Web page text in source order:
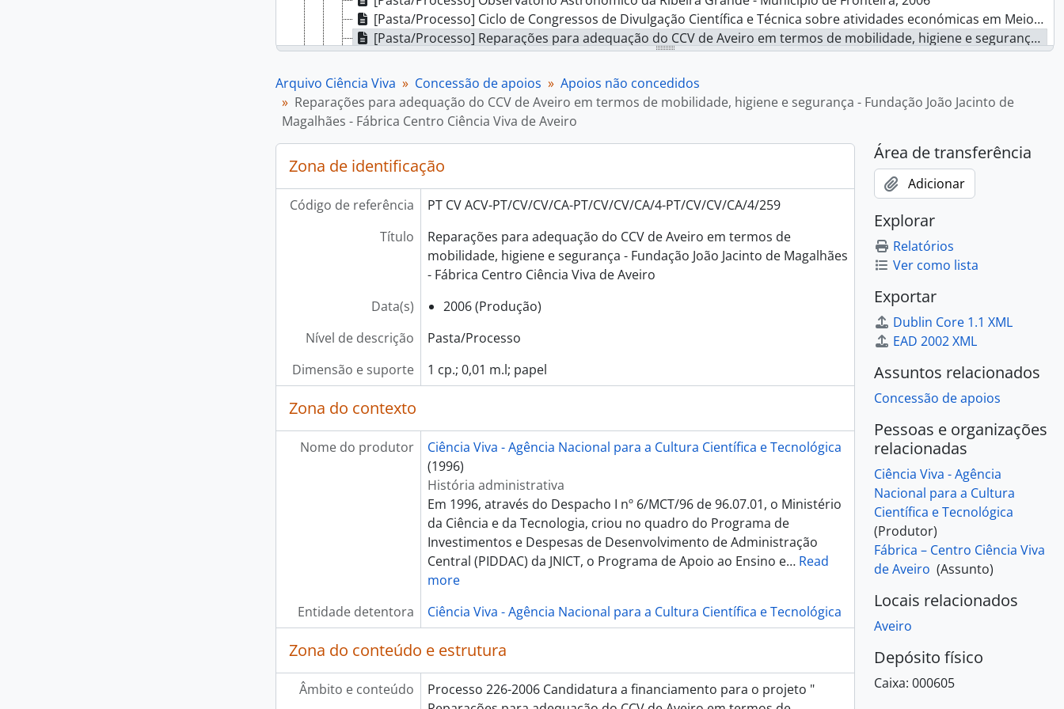
[Pasta/Processo] Ciclo de Congressos de Divulgação Científica e Técnica sobre atividades económicas em Meio rural - Escola Superior Agrária de Viseu, 2006
[Pasta/Processo] Reparações para adequação do CCV de Aveiro em termos de mobilidade, higiene e segurança - Fundação João Jacinto de Magalhães - Fábrica Centro Ciência Viva de Aveiro, 2006
[Pasta/Processo] Aqua Vita - Dinamização do Centro de Monitorização e Interpretação Ambiental de Portalegre, 2006
[Pasta/Processo] TELA - Tele-Laboratório de Robótica - Escola Superior de Tecnologia de Castelo Branco, 2006
[Pasta/Processo] Interactividade I - ações de promoção de cultura científica e tecnológica a públicos não especializados, 2006
[Pasta/Processo] Exprimentar para aprender - ANPPEF, 2006
[Pasta/Processo] Jovens para o desenvolvimento de Atividade Científica e Tecnológica - ASI - Associação de Solidariedade Internacional, 2006
[Pasta/Processo] Workshop Um Novo Olhar Sobre a Biologia - Universidade do Minho, 2006
[Pasta/Processo] Robó(p)tica - Cáritas Diocesana da Guarda, 2006
[Pasta/Processo] Associação para desenvolvimento da Ciência, Tecnologia, Educação e Matemática, 2006
[Pasta/Processo] Rede de desenvolvimento Rural - Explorações Piloto de Ecocondicionalidade - Torre Marfim, 2006
[Pasta/Processo] Compreender e Combater o abandono escolar - Universidade Lusófona do Porto, 2006
[Pasta/Processo] Produção de manuais de estatística applicada às Ciências da Terra e do Ambiente - Faculdade de Engenharia da Universidade do Porto, 2006
[Pasta/Processo] Qualidade do ar interior versus saúde nas escolas da Região Autónoma da Madeira - ARINTEMAD, 2006
[Pasta/Processo] Astronomia na Estrada - NUCLIO, 2006
[Pasta/Processo] Coura Campus Party 2006 - Associação Cultural, Recreativa e Desportiva de Paredes de Coura, 2006
[Pasta/Processo] OOF - Olimpíadas Online da Física - Proinov - Consultoria em Gestão, Formação e Multimédia, Lda., 2006
[Pasta/Processo] Recursos energéticos renováveis e não renováveis - TETRAPI - Centro Atividades Educacionais, 2006
[Pasta/Processo] Porquê estudar Geologia? - Departamento de Geociências da Universidade de Aveiro, 2006
[Pasta/Processo] Parque de Energias Alternativas - Júlio de Sousa Piscarreta, 2006
[Pasta/Processo] Pedido do patrocínio "Research FCTUC", 2006
[Pasta/Processo] Projeto Mafia - Matemática e Física atractivas - ISEP, 2007
[Pasta/Processo] IV Workshop - Formação Ciência e Cultura em Ciências do Meio Aquático - Associação de Estudantes Instituto Ciências Biomédicas de Abel Salazar, 2007
[Pasta/Processo] Competições matemáticas REDEmat 2007 - Escola EB 2,3 D. Maria Alice, 2007
[Pasta/Processo] Visita de estudo ao CERN - Colégio Nossa Sr. da Graça - Vila Nova de Milfontes, 2007
[Pasta/Processo] Cogumelos de Portugal - Faculdade de Ciências e Tecnologia da Universidade de Coimbra, 2007
[Pasta/Processo] 2.ª edição do "Global Kids, 2007
[Pasta/Processo] Energia renovável eólica - Externato de Vila Meã, 2007
[Pasta/Processo] GIS@On-Line - Câmara Municipal de Vila do Conde, 2007
[Pasta/Processo] Conheço o meu corpo e sei cuidar de mim - Faculdade de Ciências e Tecnologias da Universidade de Coimbra, 2007
[Pasta/Processo] Invenção de sapatos e botas com aquecimento - Teresa de Jesus Ribeiro Alves, 2007
[Pasta/Processo] III Congresso dos Jovens Geocientistas - Universidade de Coimbra, 2007
[Pasta/Processo] Olimpíadas Portuguesas de Química - Universidade dos Açores, 2007
[Pasta/Processo] A Noite dos Investigadores 2008, 2007
[Pasta/Processo] Museu sem fronteiras, 2007 - 2010
Arquivo Ciência Viva Concessão de apoios
Apoios não concedidos
Reparações para adequação do CCV de Aveiro em termos de mobilidade, higiene e segurança - Fundação João Jacinto de
Magalhães - Fábrica Centro Ciência Viva de Aveiro
Zona de identificação
Código de referência
PT CV ACV-PT/CV/CV/CA-PT/CV/CV/CA/4-PT/CV/CV/CA/4/259
Título
Reparações para adequação do CCV de Aveiro em termos de
mobilidade, higiene e segurança - Fundação João Jacinto de Magalhães
- Fábrica Centro Ciência Viva de Aveiro
Data(s)
2006 (Produção)
Nível de descrição
Pasta/Processo
Dimensão e suporte
1 cp.; 0,01 m.l; papel
Zona do contexto
Nome do produtor
Ciência Viva - Agência Nacional para a Cultura Científica e Tecnológica
(1996)
História administrativa
Em 1996, através do Despacho I nº 6/MCT/96 de 96.07.01, o Ministério
da Ciência e da Tecnologia, criou no quadro do Programa de
Investimentos e Despesas de Desenvolvimento de Administração
Central (PIDDAC) da JNICT, o Programa de Apoio ao Ensino e… Read
more
Entidade detentora
Ciência Viva - Agência Nacional para a Cultura Científica e Tecnológica
Zona do conteúdo e estrutura
Âmbito e conteúdo
Processo 226-2006 Candidatura a financiamento para o projeto "
Área de transferência
Adicionar
Explorar
Relatórios
Ver como lista
Exportar
Dublin Core 1.1 XML
EAD 2002 XML
Assuntos relacionados
Concessão de apoios
Pessoas e organizações
relacionadas
Ciência Viva - Agência
Nacional para a Cultura
Científica e Tecnológica
(Produtor)
Fábrica – Centro Ciência Viva
de Aveiro (Assunto)
Locais relacionados
Aveiro
Depósito físico
Caixa: 000605